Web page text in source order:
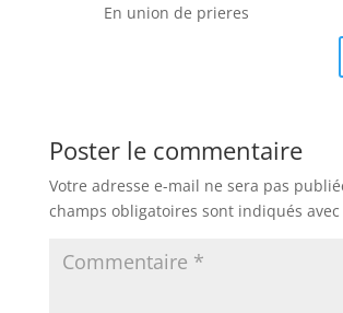
En union de prieres
Poster le commentaire
Votre adresse e-mail ne sera pas
champs obligatoires sont indiqués avec